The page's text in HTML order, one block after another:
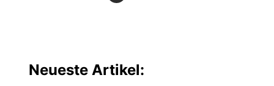
Neueste Artikel: